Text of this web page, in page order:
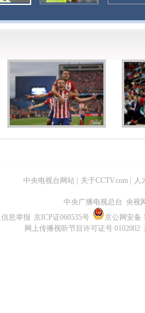
中央电视台网站 | 关于CCTV.com | 人
中央广播电视总台 央视
息举报 京ICP证060535号
京公网安备
网上传播视听节目许可证号 0102002